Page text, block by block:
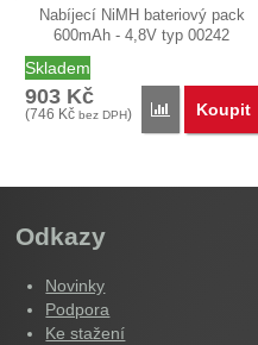
Nabíjecí NiMH bateriový pack
600mAh - 4,8V typ 00242
Skladem
903 Kč
(746 Kč bez DPH) Porovnat
Koupit
Odkazy
Novinky
Podpora
Ke stažení